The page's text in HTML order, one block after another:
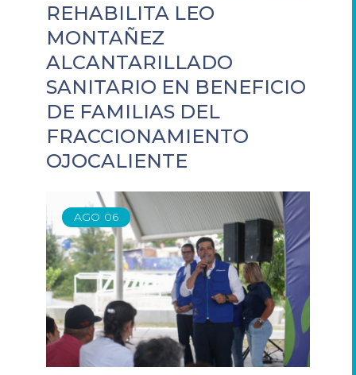
REHABILITA LEO
MONTAÑEZ
ALCANTARILLADO
SANITARIO EN BENEFICIO
DE FAMILIAS DEL
FRACCIONAMIENTO
OJOCALIENTE
AGO 06